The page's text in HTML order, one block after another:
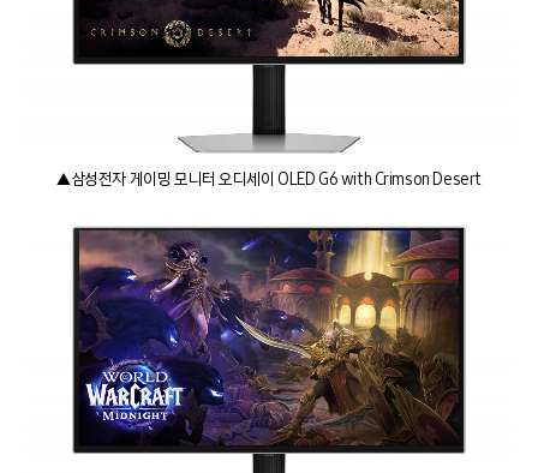
▲삼성전자 게이밍 모니터 오디세이 OLED G6 with Crimson Desert